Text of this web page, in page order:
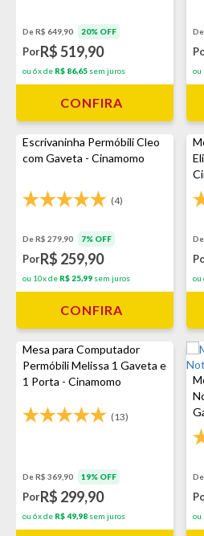
De R$ 649,90 20% OFF
PorR$ 519,90
ou 6x de R$ 86,65 sem juros
CONFIRA
ou
Escrivaninha Permóbili Cleo
com Gaveta - Cinamomo
(4)
De R$ 279,90 7% OFF
PorR$ 259,90
ou 10x de R$ 25,99 sem juros
CONFIRA
ou
Mesa para Computador
Permóbili Melissa 1 Gaveta e
1 Porta - Cinamomo
(13)
De R$ 369,90 19% OFF
PorR$ 299,90
ou 6x de R$ 49,98 sem juros ou